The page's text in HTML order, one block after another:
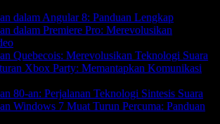
dalam Angular 8: Panduan Lengkap
dalam Premiere Pro: Merevolusikan
Quebecois: Merevolusikan Teknologi Suara
Xbox Party: Memantapkan Komunikasi
80-an: Perjalanan Teknologi Sintesis Suara
Windows 7 Muat Turun Percuma: Panduan